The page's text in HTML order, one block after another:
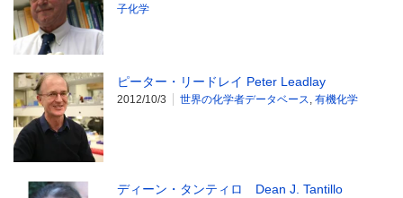
子化学
ピーター・リードレイ Peter Leadlay
2012/10/3 世界の化学者データベース, 有機化学
ディーン・タンティロ Dean J. Tantillo